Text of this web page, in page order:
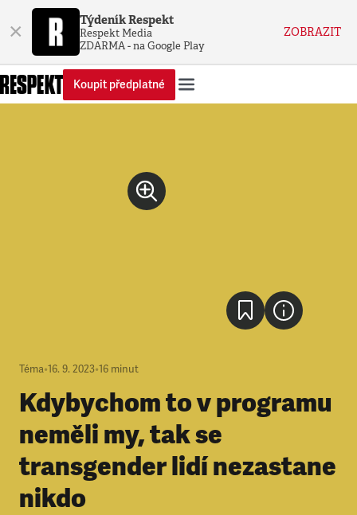
× Týdeník Respekt
Respekt Media
ZDARMA - na Google Play
ZOBRAZIT
Koupit předplatné
Téma•16. 9. 2023•16 minut
Kdybychom to v programu
neměli my, tak se
transgender lidí nezastane
nikdo